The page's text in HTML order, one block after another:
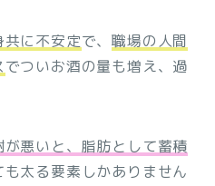
に不安定で、職場の人間
でついお酒の量も増え、過
悪いと、脂肪として蓄積
太る要素しかありません